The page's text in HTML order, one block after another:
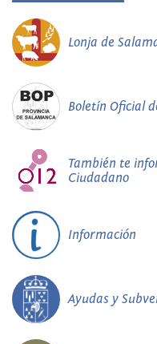
Lonja de
Boletín Oficial
También te
Ciudadano
Información
Ayudas y